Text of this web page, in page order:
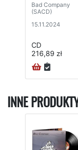
Bad Company
(SACD)
15.11.2024
CD
216,89 zł
INNE